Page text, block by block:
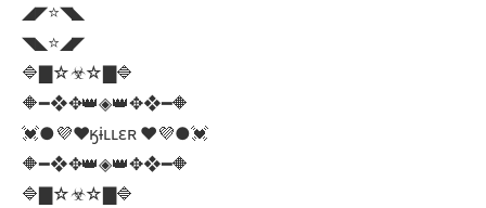
◢◤⭐◥◣
◥◣⭐◢◤
🔷▇☆☣☆▇🔷
🔶━❖✥👑◈👑✥❖━🔶
💓●💜❤ӄɨʟʟɛʀ ❤️💜●💓
🔶━❖✥👑◈👑✥❖━🔶
🔷▇☆☣☆▇🔷